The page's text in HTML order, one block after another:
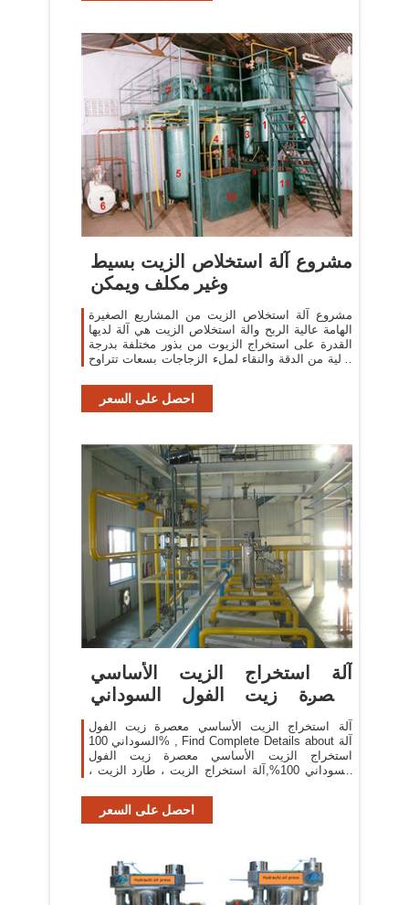
مشروع آلة استخلاص الزيت بسيط
وغير مكلف ويمكن
مشروع آلة استخلاص الزيت من المشاريع الصغيرة
الهامة عالية الربح والة استخلاص الزيت هي آلة لديها
القدرة على استخراج الزيوت من بذور مختلفة بدرجة
عالية من الدقة والنقاء لملء الزجاجات بسعات تتراوح
احصل على السعر
آلة استخراج الزيت الأساسي
معصرة زيت الفول السوداني
آلة استخراج الزيت الأساسي معصرة زيت الفول
السوداني 100% , Find Complete Details about آلة
استخراج الزيت الأساسي معصرة زيت الفول
السوداني 100%,آلة استخراج الزيت ، طارد الزيت ،
Manufacturer-Nanchang Dulong Industrial Co.,
Ltd.احصل على السعر